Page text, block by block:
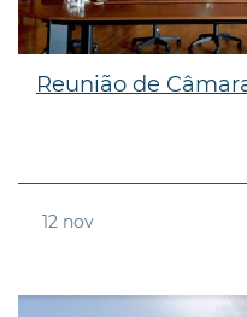
Reunião de
12 nov